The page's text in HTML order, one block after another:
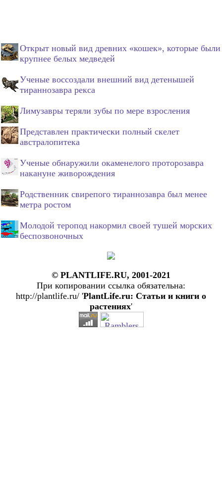
Открыт новый вид древних «кошек», которые были
крупнее белых медведей
Ученые воссоздали внешний вид детенышей
тираннозавра рекса
Лимузавры теряли зубы по мере взросления
Представлен практически полный скелет
австралопитека
Ученые обнаружили окаменелого проторозавра
накануне живорождения
Родственник свирепого тираннозавра был менее
метра ростом
Молодой теропод накормил своей тушей морских
беспозвоночных
© PLANTLIFE.RU, 2001-2021
При копировании ссылка обязательна:
http://plantlife.ru/ 'PlantLife.ru: Статьи и книги о
растениях'